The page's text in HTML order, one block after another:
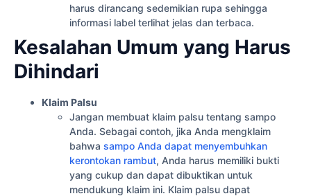
harus dirancang sedemikian rupa sehingga
informasi label terlihat jelas dan terbaca.
Kesalahan Umum yang Harus
Dihindari
Klaim Palsu
Jangan membuat klaim palsu tentang sampo
Anda. Sebagai contoh, jika Anda mengklaim
bahwa sampo Anda dapat menyembuhkan
kerontokan rambut, Anda harus memiliki bukti
yang cukup dan dapat dibuktikan untuk
mendukung klaim ini. Klaim palsu dapat